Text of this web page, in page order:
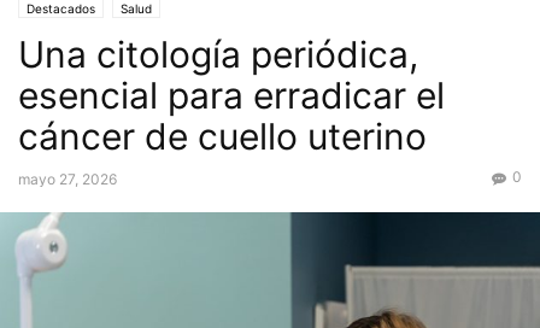
Destacados Salud
Una citología periódica,
esencial para erradicar el
cáncer de cuello uterino
mayo 27, 2026 0